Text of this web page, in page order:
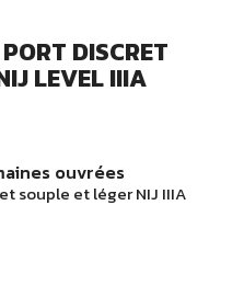
DISCRET
LEVEL IIIA
ouvrées
souple et léger NIJ IIIA